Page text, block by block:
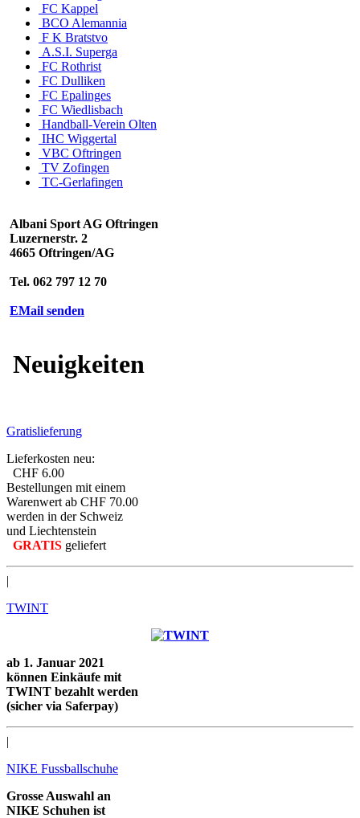
FC Kappel
BCO Alemannia
F K Bratstvo
A.S.I. Superga
FC Rothrist
FC Dulliken
FC Epalinges
FC Wiedlisbach
Handball-Verein Olten
IHC Wiggertal
VBC Oftringen
TV Zofingen
TC-Gerlafingen
Albani Sport AG Oftringen
Luzernerstr. 2
4665 Oftringen/AG
Tel. 062 797 12 70
EMail senden
Neuigkeiten
Gratislieferung
Lieferkosten neu:
CHF 6.00
Bestellungen mit einem
Warenwert ab CHF 70.00
werden in der Schweiz
und Liechtenstein
GRATIS geliefert
|
TWINT
ab 1. Januar 2021
können Einkäufe mit
TWINT bezahlt werden
(sicher via Saferpay)
|
NIKE Fussballschuhe
Grosse Auswahl an
NIKE Schuhen ist